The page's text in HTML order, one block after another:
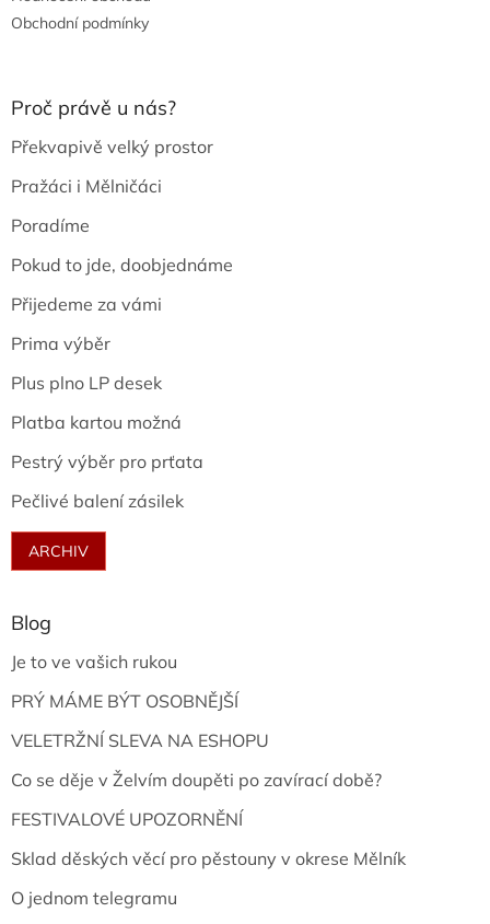
Obchodní podmínky
Proč právě u nás?
Překvapivě velký prostor
Pražáci i Mělničáci
Poradíme
Pokud to jde, doobjednáme
Přijedeme za vámi
Prima výběr
Plus plno LP desek
Platba kartou možná
Pestrý výběr pro prťata
Pečlivé balení zásilek
ARCHIV
Blog
Je to ve vašich rukou
PRÝ MÁME BÝT OSOBNĚJŠÍ
VELETRŽNÍ SLEVA NA ESHOPU
Co se děje v Želvím doupěti po zavírací době?
FESTIVALOVÉ UPOZORNĚNÍ
Sklad děských věcí pro pěstouny v okrese Mělník
O jednom telegramu